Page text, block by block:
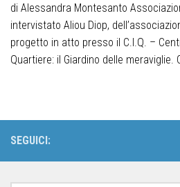
di Alessandra Montesanto
intervistato Aliou Diop,
progetto in atto presso il C.I.Q. –
Quartiere: il Giardino delle meraviglie.
SEGUICI: